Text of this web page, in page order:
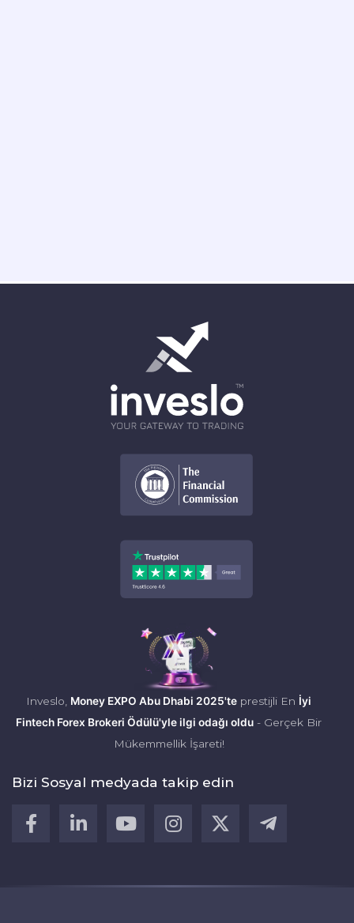
Inveslo, Money EXPO Abu Dhabi 2025'te prestijli En İyi
Fintech Forex Brokeri Ödülü'yle ilgi odağı oldu - Gerçek Bir
Mükemmellik İşareti!
Bizi Sosyal medyada takip edin